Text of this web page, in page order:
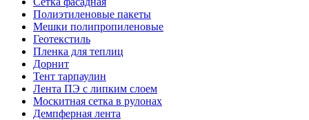
Полиэтиленовые пакеты
Мешки полипропиленовые
Геотекстиль
Пленка для теплиц
Дорнит
Тент тарпаулин
Лента ПЭ с липким слоем
Москитная сетка в рулонах
Демпферная лента